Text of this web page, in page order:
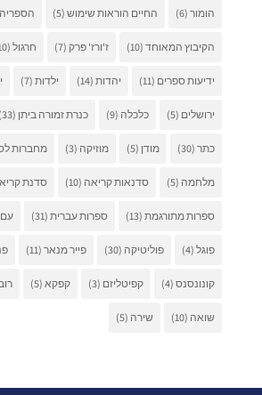
הומור(6) החיים הוראות שימוש(5)
הקיבוץ המאוחד(10) ז'ורז' פרק(7) חרגול(10)
ידיעות ספרים (11) יהדות(14) ילדות(7)
ירושלים (5) כלכלה (9) כנרת זמורה ביתן (33)
כתר(30) מודן (5) מוזיקה (3) מחברות
מלחמה (5) סדנאות קריאה (10) סדנת
ספרות מתורגמת(13) ספרות עברית(31) עם
פוגל(4) פוליטיקה (30) פייר מנאר(11)
קונונסנס(4) קפיטליזם (3) קפקא(5)
שואה (10) שירה (5)